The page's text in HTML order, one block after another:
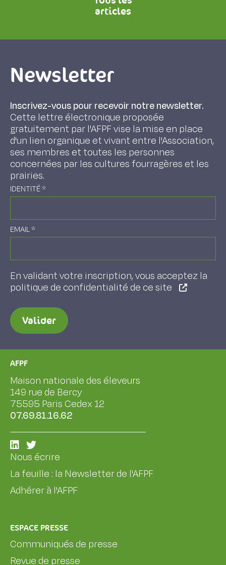
articles
Newsletter
Inscrivez-vous pour recevoir notre newsletter.
Cette lettre électronique proposée
gratuitement par l'AFPF vise la mise en place
d'un lien organique et vivant entre l'Association,
ses membres et toutes les personnes
concernées par les cultures fourragères et les
prairies.
IDENTITÉ*
EMAIL*
En validant votre inscription, vous acceptez la
politique de confidentialité de ce site
Valider
AFPF
Maison nationale des éleveurs
149 rue de Bercy
75595 Paris Cedex 12
07.69.81.16.62
Nous écrire
La feuille : la Newsletter de l'AFPF
Adhérer à l'AFPF
ESPACE PRESSE
Communiqués de presse
Revue de presse